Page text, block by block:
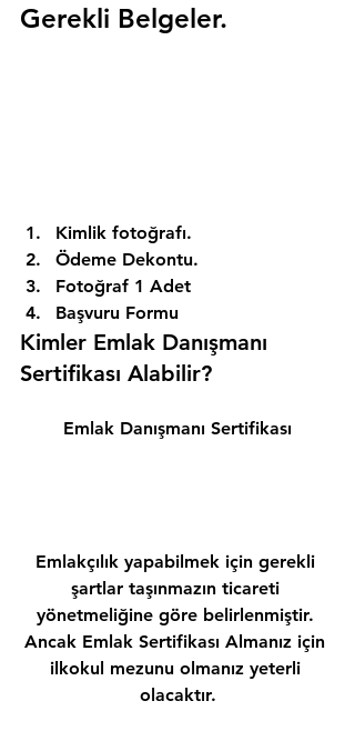
Gerekli Belgeler.
Kimlik fotoğrafı.
Ödeme Dekontu.
Fotoğraf 1 Adet
Başvuru Formu
Kimler Emlak Danışmanı
Sertifikası Alabilir?
Emlak Danışmanı Sertifikası
Emlakçılık yapabilmek için gerekli
şartlar taşınmazın ticareti
yönetmeliğine göre belirlenmiştir.
Ancak Emlak Sertifikası Almanız için
ilkokul mezunu olmanız yeterli
olacaktır.